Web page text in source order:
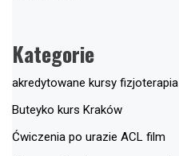
Kategorie
akredytowane kursy fizjoterapia
Buteyko kurs Kraków
Ćwiczenia po urazie ACL film